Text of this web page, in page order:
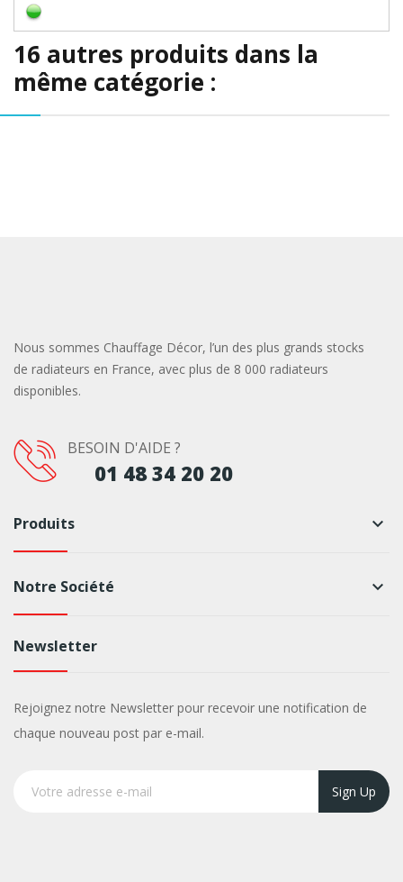
16 autres produits dans la
même catégorie :
Nous sommes Chauffage Décor, l’un des plus grands stocks
de radiateurs en France, avec plus de 8 000 radiateurs
disponibles.
BESOIN D'AIDE ?
01 48 34 20 20
Produits keyboard_arrow_down
Notre Société keyboard_arrow_down
Newsletter
Rejoignez notre Newsletter pour recevoir une notification de
chaque nouveau post par e-mail.
Sign Up